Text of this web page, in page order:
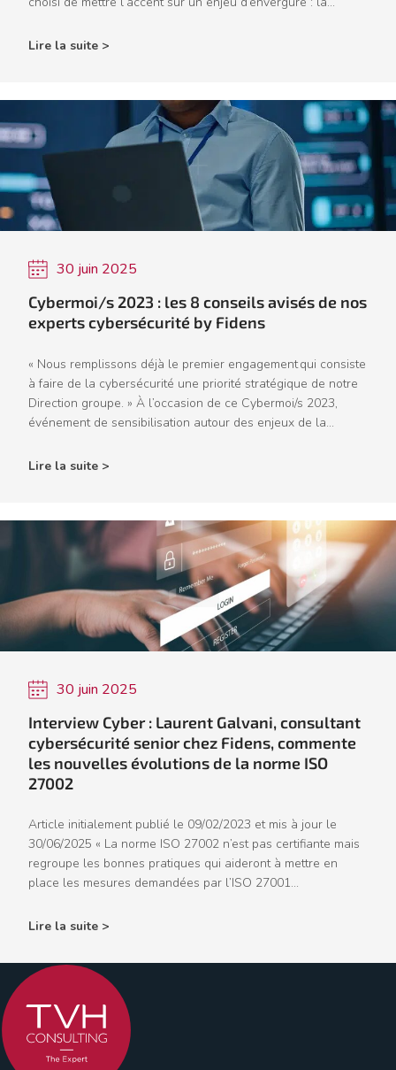
Lire la suite >
30 juin 2025
Cybermoi/s 2023 : les 8 conseils avisés de nos
experts cybersécurité by Fidens
« Nous remplissons déjà le premier engagement qui consiste
à faire de la cybersécurité une priorité stratégique de notre
Direction groupe. » À l’occasion de ce Cybermoi/s 2023,
événement de sensibilisation autour des enjeux de la...
Lire la suite >
30 juin 2025
Interview Cyber : Laurent Galvani, consultant
cybersécurité senior chez Fidens, commente
les nouvelles évolutions de la norme ISO
27002
Article initialement publié le 09/02/2023 et mis à jour le
30/06/2025 « La norme ISO 27002 n’est pas certifiante mais
regroupe les bonnes pratiques qui aideront à mettre en
place les mesures demandées par l’ISO 27001...
Lire la suite >